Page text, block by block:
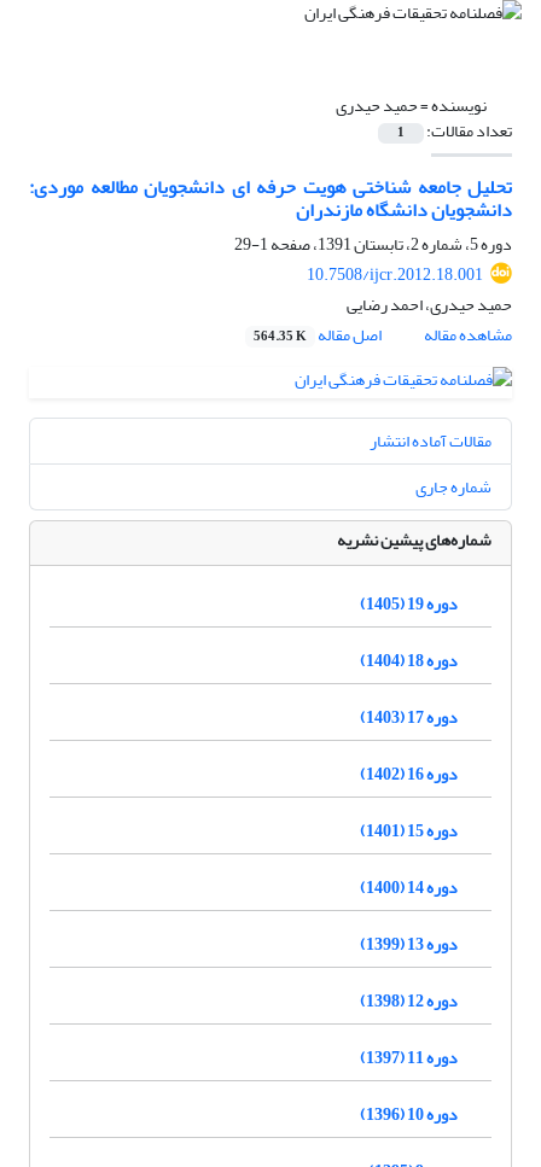
نویسنده =حمید حیدری
تعداد مقالات: 1
تحلیل جامعه شناختی هویت حرفه ای دانشجویان مطالعه موردی:
دانشجویان دانشگاه مازندران
دوره 5، شماره 2، تابستان 1391، صفحه
1-29
10.7508/ijcr.2012.18.001
حمید حیدری، احمد رضایی
مشاهده مقاله
اصل مقاله 564.35 K
مقالات آماده انتشار
شماره جاری
شماره‌های پیشین نشریه
دوره 19 (1405)
دوره 18 (1404)
دوره 17 (1403)
دوره 16 (1402)
دوره 15 (1401)
دوره 14 (1400)
دوره 13 (1399)
دوره 12 (1398)
دوره 11 (1397)
دوره 10 (1396)